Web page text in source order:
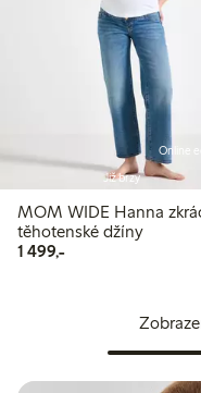
Online
Již brzy
MOM WIDE Hanna
těhotenské džíny
1 499,-1 499,00 Kč